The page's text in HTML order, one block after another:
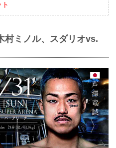
村ミノル、スダリオvs.